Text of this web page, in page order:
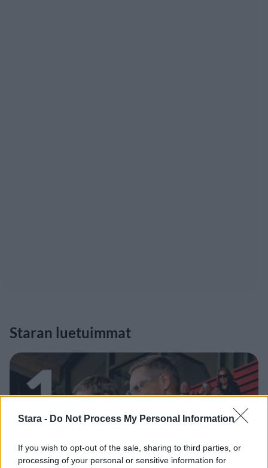
Stara - Do Not Process My Personal Information
If you wish to opt-out of the sale, sharing to third parties, or
processing of your personal or sensitive information for
Staran luetuimmat
1
VIIHDEUUTISET